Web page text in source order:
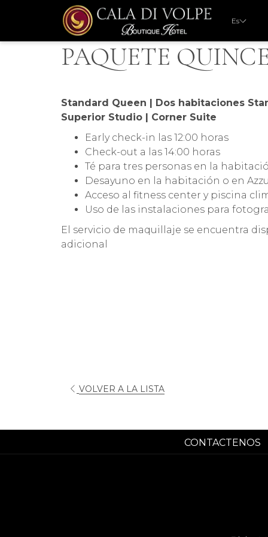
Es
PAQUETE
Standard Queen | Dos habitaciones
Superior Studio | Corner Suite
Early check-in las 12:00 horas
Check-out a las 14:00 horas
Té para tres personas en la
​Desayuno en la habitación o en
​Acceso al fitness center y piscina
Uso de las instalaciones para
El servicio de maquillaje se encuentra
adicional
VOLVER A LA LISTA
CONTACTENOS